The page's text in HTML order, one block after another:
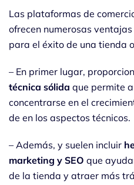
Las plataformas de
ofrecen numerosas
para el éxito de una tienda
– En primer lugar,
técnica sólida que permite
concentrarse en el
de en los aspectos técnicos.
– Además, y suelen incluir
marketing y SEO que
de la tienda y atraer más